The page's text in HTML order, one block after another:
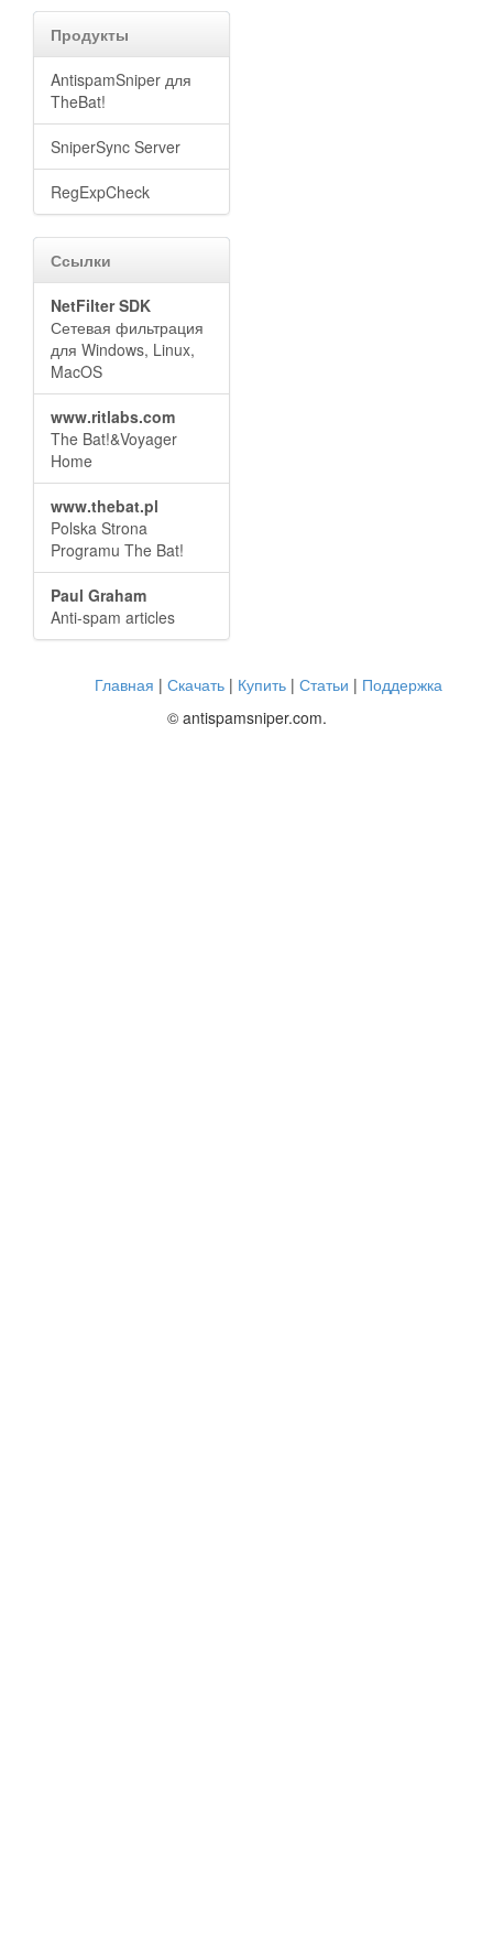
Продукты
AntispamSniper для
TheBat!
SniperSync Server
RegExpCheck
Ссылки
NetFilter SDK
Сетевая фильтрация
для Windows, Linux,
MacOS
www.ritlabs.com
The Bat!&Voyager
Home
www.thebat.pl
Polska Strona
Programu The Bat!
Paul Graham
Anti-spam articles
Главная | Скачать | Купить | Статьи | Поддержка
© antispamsniper.com.